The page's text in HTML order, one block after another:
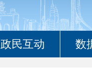
政民互动 数